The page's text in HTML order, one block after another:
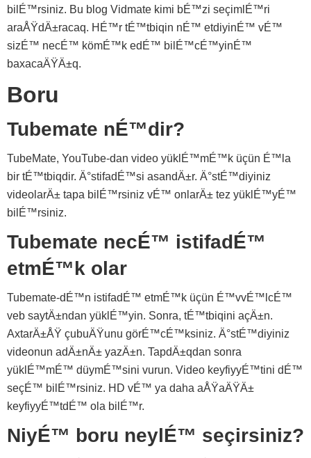
bilÉ™rsiniz. Bu blog Vidmate kimi bÉ™zi seçimlÉ™ri
araÅŸdÄ±racaq. HÉ™r tÉ™tbiqin nÉ™ etdiyinÉ™ vÉ™
sizÉ™ necÉ™ kömÉ™k edÉ™ bilÉ™cÉ™yinÉ™
baxacaÄŸÄ±q.
Boru
Tubemate nÉ™dir?
TubeMate, YouTube-dan video yüklÉ™mÉ™k üçün É™la
bir tÉ™tbiqdir. Ä°stifadÉ™si asandÄ±r. Ä°stÉ™diyiniz
videolarÄ± tapa bilÉ™rsiniz vÉ™ onlarÄ± tez yüklÉ™yÉ™
bilÉ™rsiniz.
Tubemate necÉ™ istifadÉ™
etmÉ™k olar
Tubemate-dÉ™n istifadÉ™ etmÉ™k üçün É™vvÉ™lcÉ™
veb saytÄ±ndan yüklÉ™yin. Sonra, tÉ™tbiqini açÄ±n.
AxtarÄ±ÅŸ çubuÄŸunu görÉ™cÉ™ksiniz. Ä°stÉ™diyiniz
videonun adÄ±nÄ± yazÄ±n. TapdÄ±qdan sonra
yüklÉ™mÉ™ düymÉ™sini vurun. Video keyfiyyÉ™tini dÉ™
seçÉ™ bilÉ™rsiniz. HD vÉ™ ya daha aÅŸaÄŸÄ±
keyfiyyÉ™tdÉ™ ola bilÉ™r.
NiyÉ™ boru neylÉ™ seçirsiniz?